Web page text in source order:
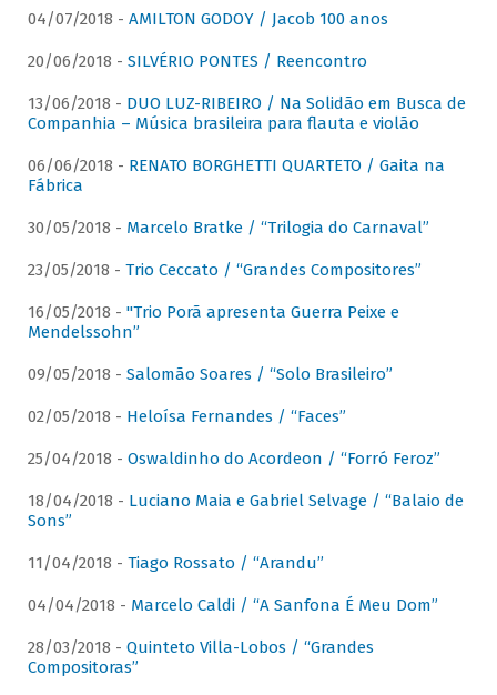
04/07/2018 - AMILTON GODOY / Jacob 100 anos
20/06/2018 - SILVÉRIO PONTES / Reencontro
13/06/2018 - DUO LUZ-RIBEIRO / Na Solidão em Busca de
Companhia – Música brasileira para flauta e violão
06/06/2018 - RENATO BORGHETTI QUARTETO / Gaita na
Fábrica
30/05/2018 - Marcelo Bratke / “Trilogia do Carnaval”
23/05/2018 - Trio Ceccato / “Grandes Compositores”
16/05/2018 - "Trio Porã apresenta Guerra Peixe e
Mendelssohn”
09/05/2018 - Salomão Soares / “Solo Brasileiro”
02/05/2018 - Heloísa Fernandes / “Faces”
25/04/2018 - Oswaldinho do Acordeon / “Forró Feroz”
18/04/2018 - Luciano Maia e Gabriel Selvage / “Balaio de
Sons”
11/04/2018 - Tiago Rossato / “Arandu”
04/04/2018 - Marcelo Caldi / “A Sanfona É Meu Dom”
28/03/2018 - Quinteto Villa-Lobos / “Grandes
Compositoras”